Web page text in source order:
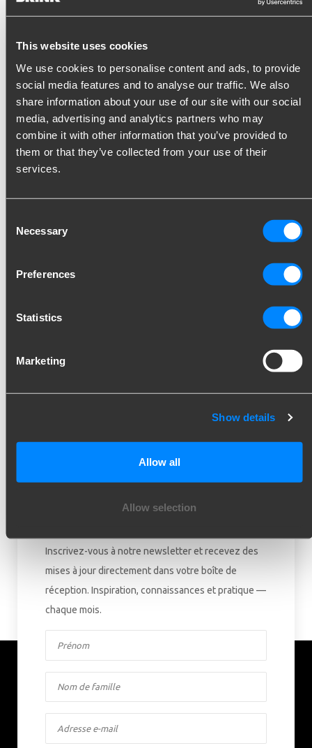
This website uses cookies
We use cookies to personalise content and ads, to provide
social media features and to analyse our traffic. We also
share information about your use of our site with our social
media, advertising and analytics partners who may
combine it with other information that you’ve provided to
them or that they’ve collected from your use of their
services.
Selection
Necessary
Preferences
Statistics
Marketing
Show details
Allow all
Allow selection
Livraison et retours
Quels sont les délais de livraison hors
BENELUX?
Quels sont les délais de livraison au
BENELUX?
Quelle est votre politique de retour?
Mon environnement Brink
maintenant?
J'ai perdu mes identifiants de connexion à
Inscrivez-vous à notre newsletter et recevez des
mises à jour directement dans votre boîte de
réception. Inspiration, connaissances et pratique —
chaque mois.